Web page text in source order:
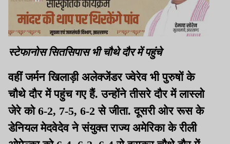
स्टेफानोस सितसिपास भी चौथे दौर में पहुंचे
वहीं जर्मन खिलाड़ी अलेक्जेंडर ज्वेरेव भी पुरुषों के
चौथे दौर में पहुंच गए हैं. उन्होंने तीसरे दौर में लास्लो
जेरे को 6-2, 7-5, 6-2 से जीता. दूसरी ओर रूस के
डेनियल मेदवेदेव ने संयुक्त राज्य अमेरिका के रीली